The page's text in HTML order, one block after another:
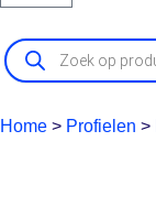
Home > Profielen >